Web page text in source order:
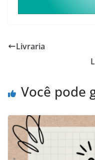
Livraria
Você pode